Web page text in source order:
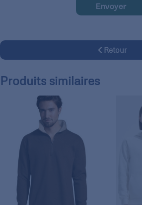
Envoyer
Retour
Produits similaires